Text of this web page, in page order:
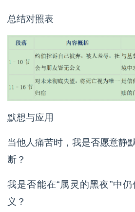
总结对照表
默想与应用
当他人痛苦时，我是否愿意静
断？
我是否能在“属灵的黑夜”中
义？